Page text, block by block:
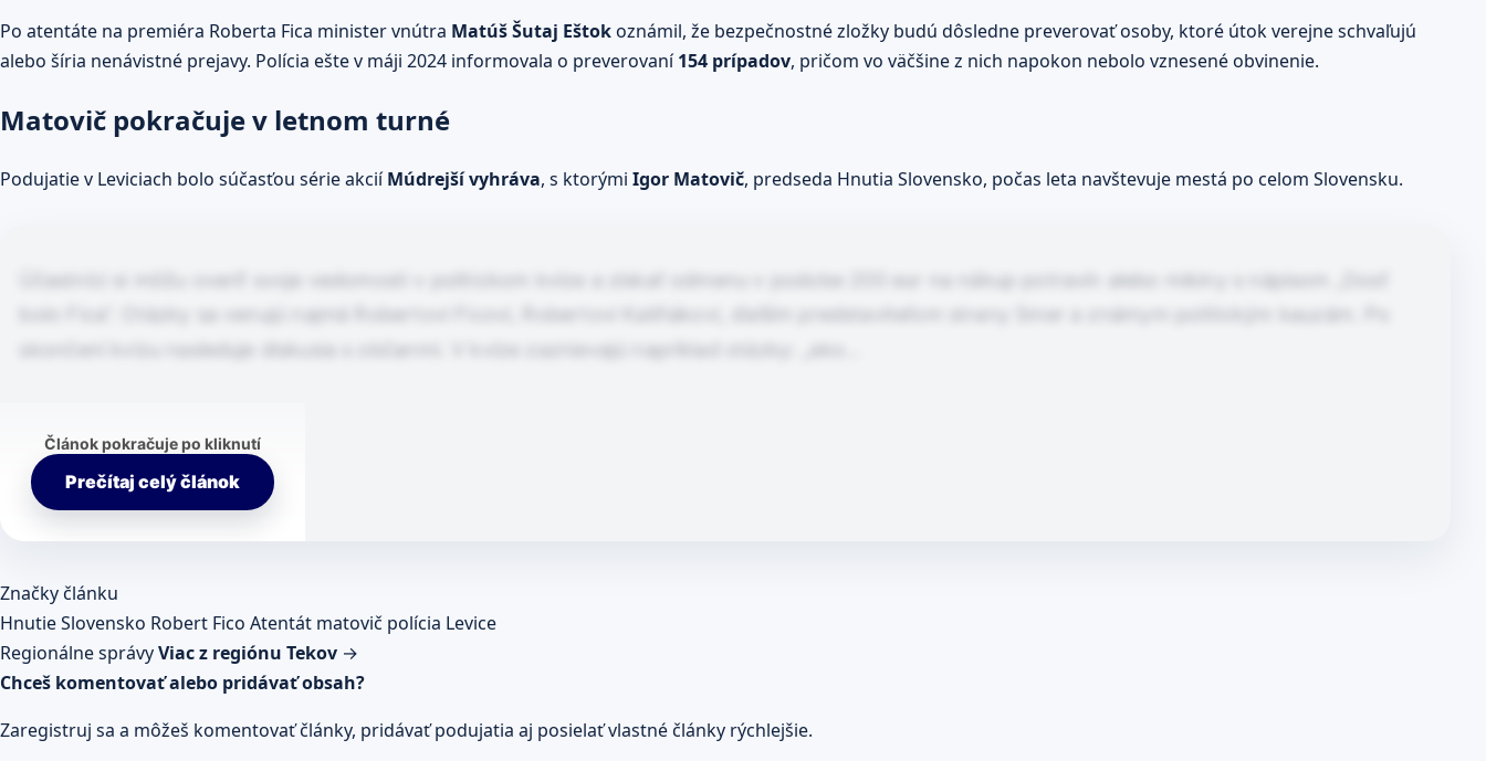
Po atentáte na premiéra Roberta Fica minister vnútra Matúš Šutaj Eštokoznámil, že bezpečnostné zložky budú dôsledne preverovať osoby, ktoré útok verejne schvaľujú
alebo šíria nenávistné prejavy. Polícia ešte v máji 2024 informovala o preverovaní154 prípadov, pričom vo väčšine z nich napokon nebolo vznesené obvinenie.
Matovič pokračuje v letnom turné
Podujatie v Leviciach bolo súčasťou série akciíMúdrejší vyhráva, s ktorými Igor Matovič, predseda Hnutia Slovensko, počas leta navštevuje mestá po celom Slovensku.
Účastníci si môžu overiť svoje vedomosti v politickom kvíze a získať odmenu v podobe 200 eur na nákup potravín alebo mikiny s nápisom „Dosť
bolo Fica“. Otázky sa venujú najmä Robertovi Ficovi, Robertovi Kaliňákovi, ďalším predstaviteľom strany Smer a známym politickým kauzám. Po
skončení kvízu nasleduje diskusia s občanmi. V kvíze zaznievajú napríklad otázky: „ako…
Článok pokračuje po kliknutí
Prečítaj celý článok
Značky článku
Hnutie Slovensko Robert Fico Atentát matovič polícia Levice
Regionálne správyViac z regiónu Tekov →
Chceš komentovať alebo pridávať obsah?
Zaregistruj sa a môžeš komentovať články, pridávať podujatia aj posielať vlastné články rýchlejšie.